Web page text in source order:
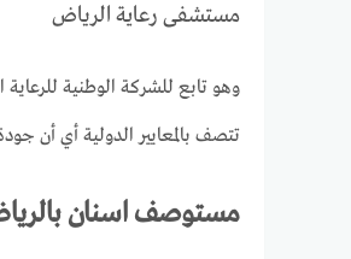
مستشفى رعاية الرياض
وهو تابع للشركة الوطنية
تتصف بالمعايير الدولية أي أن
مستوصف اسنان بالرياض 24